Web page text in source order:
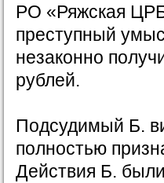
РО «Ряжская
преступный
незаконно
рублей.
Подсудимый Б.
полностью
Действия Б.